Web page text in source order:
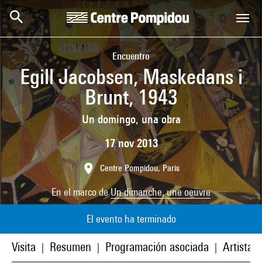
Skip to main content
Centre Pompidou
Encuentro
Egill Jacobsen, Maskedans i
Brunt, 1943
Un domingo, una obra
17 nov 2013
Centre Pompidou, Paris
En el marco deUn dimanche, une oeuvre
El evento ha terminado
Visita Resumen Programación asociada